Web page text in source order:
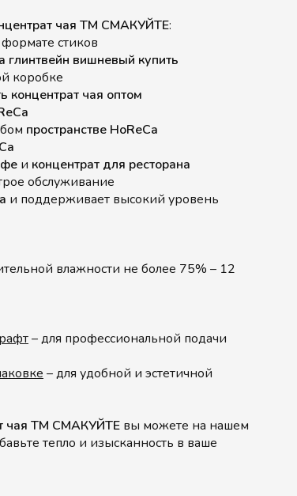
чая ТМ СМАКУЙТЕ:
стиков
глинтвейн вишневый купить
коробке
концентрат чая оптом
пространстве HoReCa
и концентрат для ресторана
обслуживание
и поддерживает высокий уровень
влажности не более 75% – 12
– для профессиональной подачи
– для удобной и эстетичной
чая ТМ СМАКУЙТЕ вы можете на нашем
тепло и изысканность в ваше